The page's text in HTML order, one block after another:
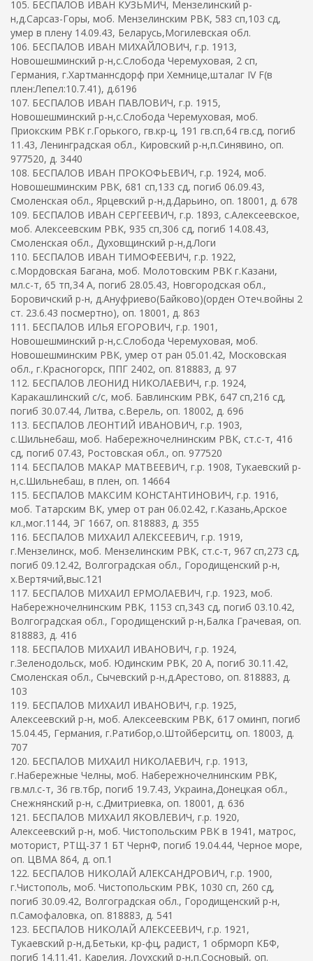
105. БЕСПАЛОВ ИВАН КУЗЬМИЧ, Мензелинский р-
н,д.Сарсаз-Горы, моб. Мензелинским РВК, 583 сп,103 сд,
умер в плену 14.09.43, Беларусь,Могилевская обл.
106. БЕСПАЛОВ ИВАН МИХАЙЛОВИЧ, г.р. 1913,
Новошешминский р-н,с.Слобода Черемуховая, 2 сп,
Германия, г.Хартманнсдорф при Хемнице,шталаг IV F(в
плен:Лепел:10.7.41), д.6196
107. БЕСПАЛОВ ИВАН ПАВЛОВИЧ, г.р. 1915,
Новошешминский р-н,с.Слобода Черемуховая, моб.
Приокским РВК г.Горького, гв.кр-ц, 191 гв.сп,64 гв.сд, погиб
11.43, Ленинградская обл., Кировский р-н,п.Синявино, оп.
977520, д. 3440
108. БЕСПАЛОВ ИВАН ПРОКОФЬЕВИЧ, г.р. 1924, моб.
Новошешминским РВК, 681 сп,133 сд, погиб 06.09.43,
Смоленская обл., Ярцевский р-н,д.Дарьино, оп. 18001, д. 678
109. БЕСПАЛОВ ИВАН СЕРГЕЕВИЧ, г.р. 1893, с.Алексеевское,
моб. Алексеевским РВК, 935 сп,306 сд, погиб 14.08.43,
Смоленская обл., Духовщинский р-н,д.Логи
110. БЕСПАЛОВ ИВАН ТИМОФЕЕВИЧ, г.р. 1922,
с.Мордовская Багана, моб. Молотовским РВК г.Казани,
мл.с-т, 65 тп,34 А, погиб 28.05.43, Новгородская обл.,
Боровичский р-н, д.Ануфриево(Байково)(орден Отеч.войны 2
ст. 23.6.43 посмертно), оп. 18001, д. 863
111. БЕСПАЛОВ ИЛЬЯ ЕГОРОВИЧ, г.р. 1901,
Новошешминский р-н,с.Слобода Черемуховая, моб.
Новошешминским РВК, умер от ран 05.01.42, Московская
обл., г.Красногорск, ППГ 2402, оп. 818883, д. 97
112. БЕСПАЛОВ ЛЕОНИД НИКОЛАЕВИЧ, г.р. 1924,
Каракашлинский с/с, моб. Бавлинским РВК, 647 сп,216 сд,
погиб 30.07.44, Литва, с.Верель, оп. 18002, д. 696
113. БЕСПАЛОВ ЛЕОНТИЙ ИВАНОВИЧ, г.р. 1903,
с.Шильнебаш, моб. Набережночелнинским РВК, ст.с-т, 416
сд, погиб 07.43, Ростовская обл., оп. 977520
114. БЕСПАЛОВ МАКАР МАТВЕЕВИЧ, г.р. 1908, Тукаевский р-
н,с.Шильнебаш, в плен, оп. 14664
115. БЕСПАЛОВ МАКСИМ КОНСТАНТИНОВИЧ, г.р. 1916,
моб. Татарским ВК, умер от ран 06.02.42, г.Казань,Арское
кл.,мог.1144, ЭГ 1667, оп. 818883, д. 355
116. БЕСПАЛОВ МИХАИЛ АЛЕКСЕЕВИЧ, г.р. 1919,
г.Мензелинск, моб. Мензелинским РВК, ст.с-т, 967 сп,273 сд,
погиб 09.12.42, Волгоградская обл., Городищенский р-н,
х.Вертячий,выс.121
117. БЕСПАЛОВ МИХАИЛ ЕРМОЛАЕВИЧ, г.р. 1923, моб.
Набережночелнинским РВК, 1153 сп,343 сд, погиб 03.10.42,
Волгоградская обл., Городищенский р-н,Балка Грачевая, оп.
818883, д. 416
118. БЕСПАЛОВ МИХАИЛ ИВАНОВИЧ, г.р. 1924,
г.Зеленодольск, моб. Юдинским РВК, 20 А, погиб 30.11.42,
Смоленская обл., Сычевский р-н,д.Арестово, оп. 818883, д.
103
119. БЕСПАЛОВ МИХАИЛ ИВАНОВИЧ, г.р. 1925,
Алексеевский р-н, моб. Алексеевским РВК, 617 оминп, погиб
15.04.45, Германия, г.Ратибор,о.Штойберситц, оп. 18003, д.
707
120. БЕСПАЛОВ МИХАИЛ НИКОЛАЕВИЧ, г.р. 1913,
г.Набережные Челны, моб. Набережночелнинским РВК,
гв.мл.с-т, 36 гв.тбр, погиб 19.7.43, Украина,Донецкая обл.,
Снежнянский р-н, с.Дмитриевка, оп. 18001, д. 636
121. БЕСПАЛОВ МИХАИЛ ЯКОВЛЕВИЧ, г.р. 1920,
Алексеевский р-н, моб. Чистопольским РВК в 1941, матрос,
моторист, РТЩ-37 1 БТ ЧернФ, погиб 19.04.44, Черное море,
оп. ЦВМА 864, д. оп.1
122. БЕСПАЛОВ НИКОЛАЙ АЛЕКСАНДРОВИЧ, г.р. 1900,
г.Чистополь, моб. Чистопольским РВК, 1030 сп, 260 сд,
погиб 30.09.42, Волгоградская обл., Городищенский р-н,
п.Самофаловка, оп. 818883, д. 541
123. БЕСПАЛОВ НИКОЛАЙ АЛЕКСЕЕВИЧ, г.р. 1921,
Тукаевский р-н,д.Бетьки, кр-фц, радист, 1 обрморп КБФ,
погиб 14.11.41, Карелия, Лоухский р-н,п.Сосновый, оп.